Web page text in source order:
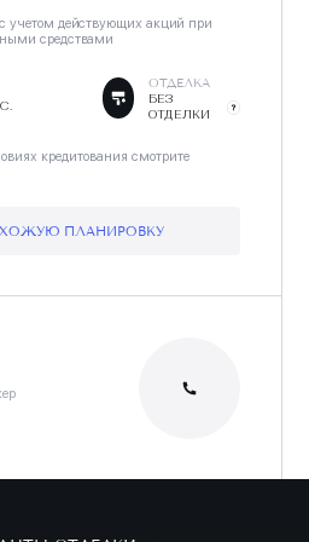
учетом действующих акций при
средствами
ОТДЕЛКА
БЕЗ
ОТДЕЛКИ
кредитования смотрите
ПЛАНИРОВКУ